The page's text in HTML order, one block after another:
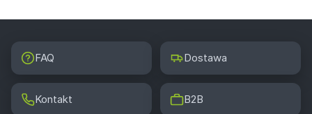
FAQ Dostawa
Kontakt B2B